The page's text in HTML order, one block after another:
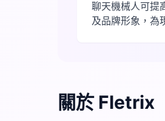
聊天機械人可提
及品牌形象，為
關於 Fletrix